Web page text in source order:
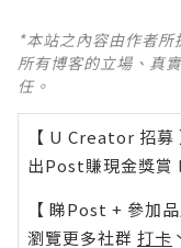
*本站之內容由作者
所有博客的立場、真
任。
【 U Creator 招募
出Post賺現金獎賞 l
【 睇Post + 參加品
瀏覽更多社群 打卡